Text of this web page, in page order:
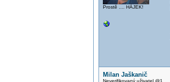
Prostě .... HÁJEK!
Milan Jaškanič
Neverifikovaný uživatel @1